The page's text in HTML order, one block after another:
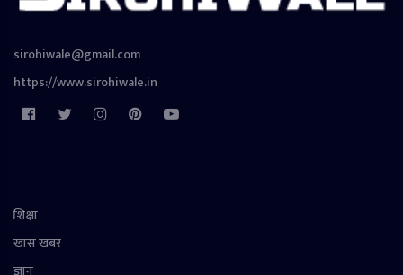
sirohiwale@gmail.com
https://www.sirohiwale.in
शिक्षा
खास खबर